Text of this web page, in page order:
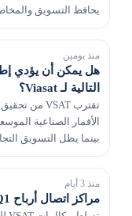
يحافظ التسويق
منذ يومين
التالية لـ Viasat؟
الأقمار الصناعية
بينما يظل التسويق
منذ 3 أيام
مراكز اتصال أرباح Viasat Q1 حول نمو DAT وViaSat-3